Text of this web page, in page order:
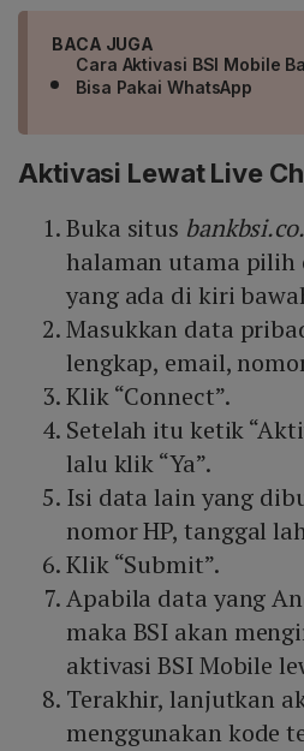
BACA JUGA
Cara Aktivasi BSI Mobile
Bisa Pakai WhatsApp
Aktivasi Lewat Live
Buka situs
halaman utama pilih
yang ada di kiri
Masukkan data
lengkap, email,
Klik “Connect”.
Setelah itu ketik
lalu klik “Ya”.
Isi data lain yang
nomor HP, tanggal
Klik “Submit”.
Apabila data yang
maka BSI akan
aktivasi BSI Mobile
Terakhir, lanjutkan
menggunakan kode